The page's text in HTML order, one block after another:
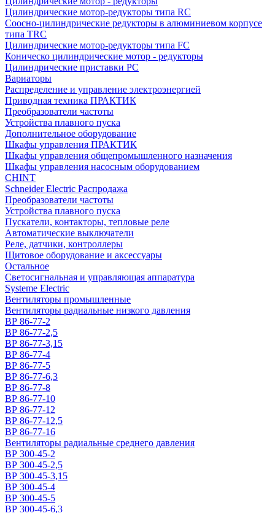
Цилиндрические мотор-редукторы типа RC
Соосно-цилиндрические редукторы в алюминиевом корпусе
типа TRC
Цилиндрические мотор-редукторы типа FC
Коническо цилиндрические мотор - редукторы
Цилиндрические приставки PC
Вариаторы
Распределение и управление электроэнергией
Приводная техника ПРАКТИК
Преобразователи частоты
Устройства плавного пуска
Дополнительное оборудование
Шкафы управления ПРАКТИК
Шкафы управления общепромышленного назначения
Шкафы управления насосным оборудованием
CHINT
Schneider Electric Распродажа
Преобразователи частоты
Устройства плавного пуска
Пускатели, контакторы, тепловые реле
Автоматические выключатели
Реле, датчики, контроллеры
Щитовое оборудование и аксессуары
Остальное
Светосигнальная и управляющая аппаратура
Systeme Electric
Вентиляторы промышленные
Вентиляторы радиальные низкого давления
ВР 86-77-2
ВР 86-77-2,5
ВР 86-77-3,15
ВР 86-77-4
ВР 86-77-5
ВР 86-77-6,3
ВР 86-77-8
ВР 86-77-10
ВР 86-77-12
ВР 86-77-12,5
ВР 86-77-16
Вентиляторы радиальные среднего давления
ВР 300-45-2
ВР 300-45-2,5
ВР 300-45-3,15
ВР 300-45-4
ВР 300-45-5
ВР 300-45-6,3